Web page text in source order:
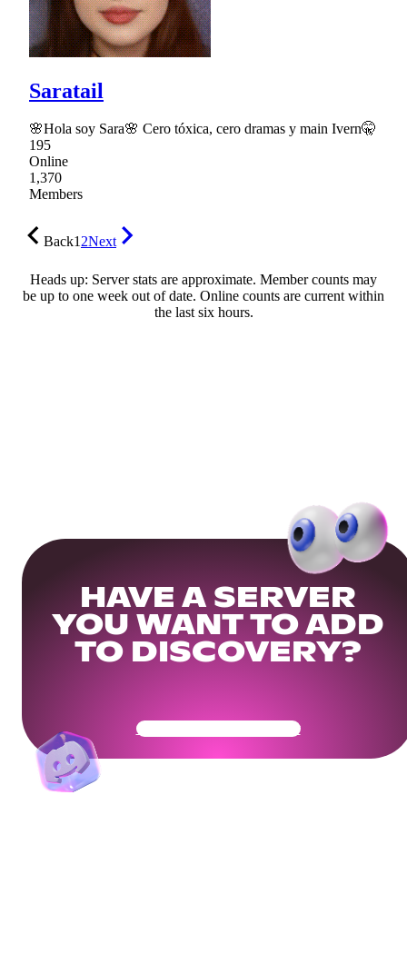
Saratail
🌸Hola soy Sara🌸 Cero tóxica, cero dramas y main Ivern🤫
195
Online
1,370
Members
Back12Next
Heads up: Server stats are approximate. Member counts may
be up to one week out of date. Online counts are current within
the last six hours.
HAVE A SERVER
YOU WANT TO ADD
TO DISCOVERY?
Get Your Community Ready